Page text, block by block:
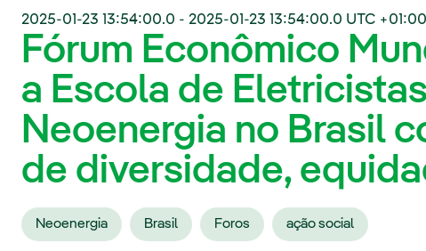
2025-01-23 13:54:00.0 - 2025-01-23 13:54:00.0 UTC +01:00
Fórum Econômico
a Escola de
Neoenergia no Brasil
de diversidade,
Neoenergia Brasil Foros ação social